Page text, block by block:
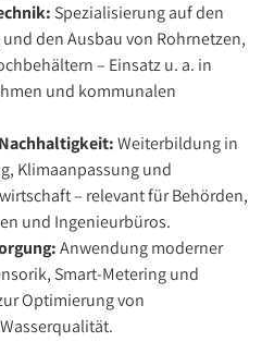
Spezialisierung auf den
den Ausbau von Rohrnetzen,
– Einsatz u. a. in
und kommunalen
Weiterbildung in
Klimaanpassung und
– relevant für Behörden,
und Ingenieurbüros.
Anwendung moderner
Smart-Metering und
Optimierung von